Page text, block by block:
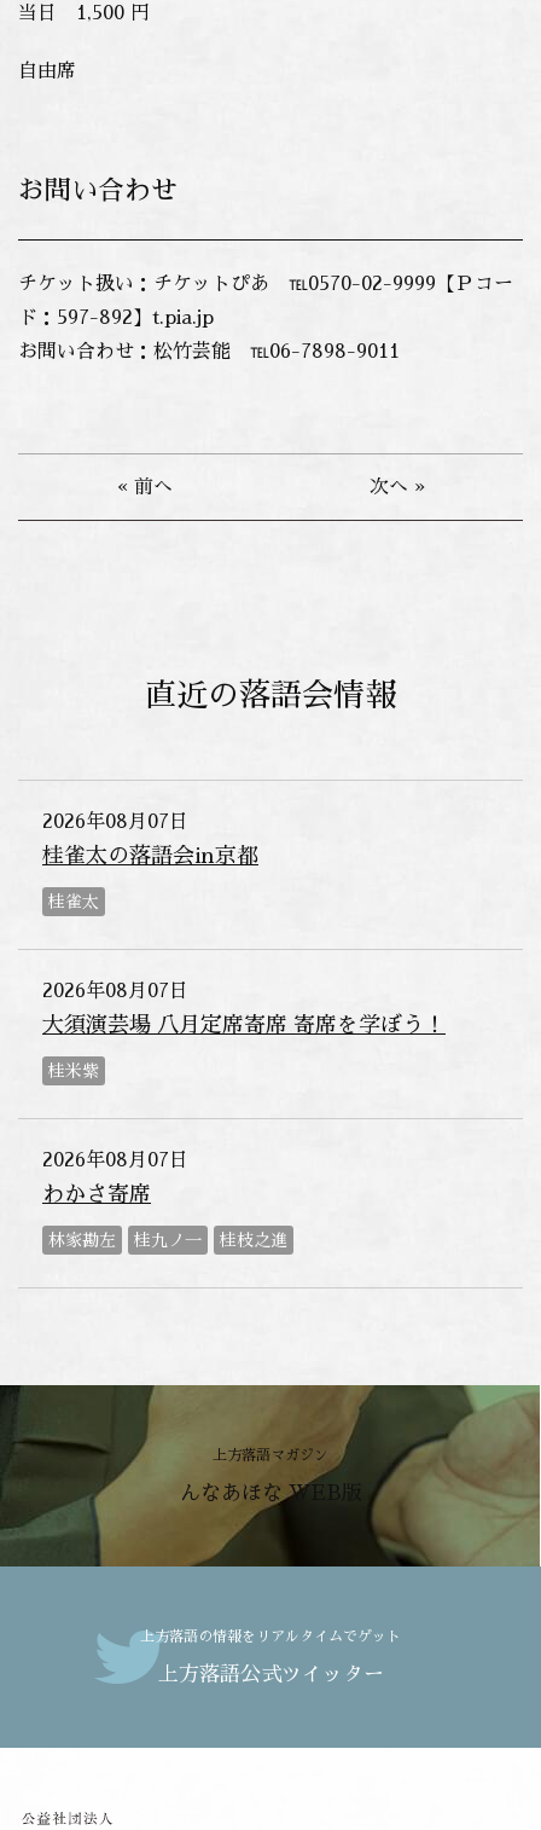
当日 1,500 円
自由席
お問い合わせ
チケット扱い：チケットぴあ ℡0570-02-9999【Ｐコー
ド：597-892】t.pia.jp
お問い合わせ：松竹芸能 ℡06-7898-9011
« 前へ 次へ »
直近の落語会情報
2026年08月07日
桂雀太の落語会in京都
桂雀太
2026年08月07日
大須演芸場 八月定席寄席 寄席を学ぼう！
桂米紫
2026年08月07日
わかさ寄席
林家勘左 桂九ノ一 桂枝之進
上方落語マガジン
んなあほな WEB版
上方落語の情報をリアルタイムでゲット
上方落語公式ツイッター